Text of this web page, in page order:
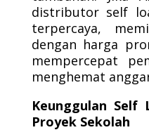
distributor self
terpercaya,
dengan harga
mempercepat
menghemat
Keunggulan Self
Proyek Sekolah